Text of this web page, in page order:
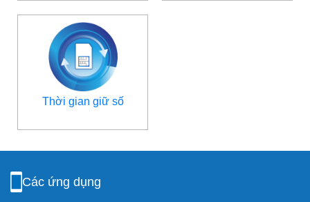
Thời gian giữ số
Các ứng dụng